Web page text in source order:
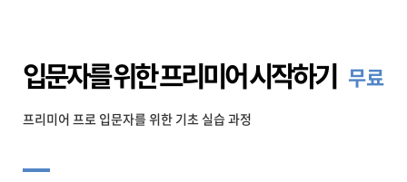
입문자를 위한 프리미어 시작하기 무료
프리미어 프로 입문자를 위한 기초 실습 과정